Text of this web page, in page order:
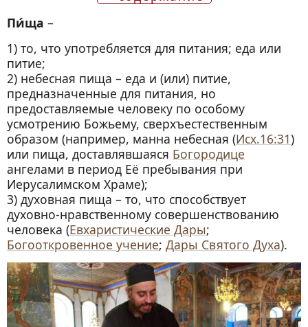
Правда ли, что мясо в день перед
Причащением Святых Христовых Таинств
оскверняет человека?
Священное Писание как духовная пища
Церковные правила (каноны) о пище
Цитаты о пище
Пи́ща –
1) то, что употребляется для питания; еда или
питие;
2) небесная пища – еда и (или) питие,
предназначенные для питания, но
предоставляемые человеку по особому
усмотрению Божьему, сверхъестественным
образом (например, манна небесная (Исх.16:31)
или пища, доставлявшаяся Богородице
ангелами в период Её пребывания при
Иерусалимском Храме);
3) духовная пища – то, что способствует
духовно-нравственному совершенствованию
человека (Евхаристические Дары;
Богооткровенное учение; Дары Святого Духа).